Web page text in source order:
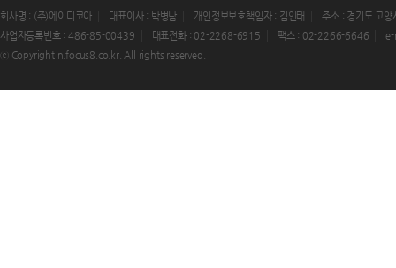
회사명 : (주)에이디코아 대표이사 : 박병남 개인정보보호책임자 : 김인태
주소 : 경기도 고
사업자등록번호 : 486-85-00439
대표전화 : 02-2268-6915 팩스 : 02-2266-6646
ⓒ Copyright n.focus8.co.kr. All rights reserved.